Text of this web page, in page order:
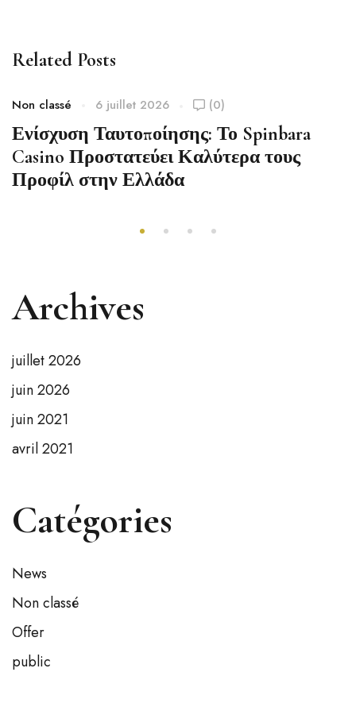
Related Posts
Non classé 6 juillet 2026 (0)
Ενίσχυση Ταυτοποίησης: Το Spinbara
Casino Προστατεύει Καλύτερα τους
Προφίλ στην Ελλάδα
Archives
juillet 2026
juin 2026
juin 2021
avril 2021
Catégories
News
Non classé
Offer
public